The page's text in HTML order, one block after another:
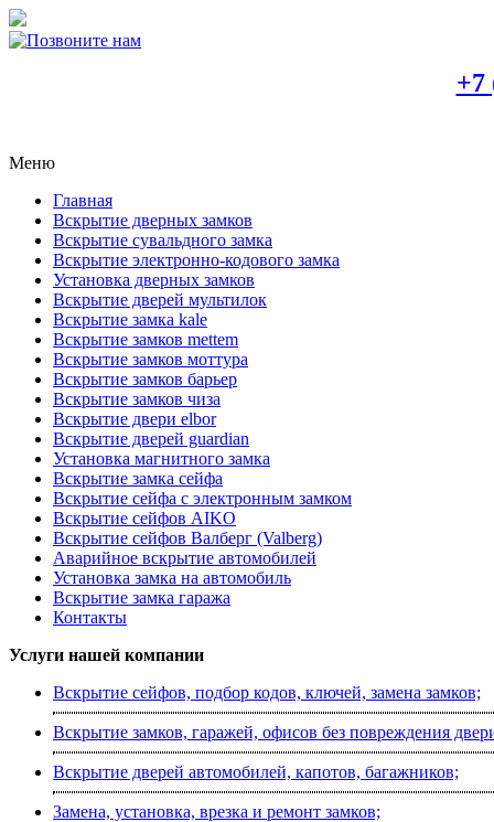
+7
Меню
Главная
Вскрытие дверных замков
Вскрытие сувальдного замка
Вскрытие электронно-кодового замка
Установка дверных замков
Вскрытие дверей мультилок
Вскрытие замка kale
Вскрытие замков mettem
Вскрытие замков моттура
Вскрытие замков барьер
Вскрытие замков чиза
Вскрытие двери elbor
Вскрытие дверей guardian
Установка магнитного замка
Вскрытие замка сейфа
Вскрытие сейфа с электронным замком
Вскрытие сейфов AIKO
Вскрытие сейфов Валберг (Valberg)
Аварийное вскрытие автомобилей
Установка замка на автомобиль
Вскрытие замка гаража
Контакты
Услуги нашей компании
Вскрытие сейфов, подбор кодов, ключей, замена замков;
Вскрытие замков, гаражей, офисов без повреждения
Вскрытие дверей автомобилей, капотов, багажников;
Замена, установка, врезка и ремонт замков;